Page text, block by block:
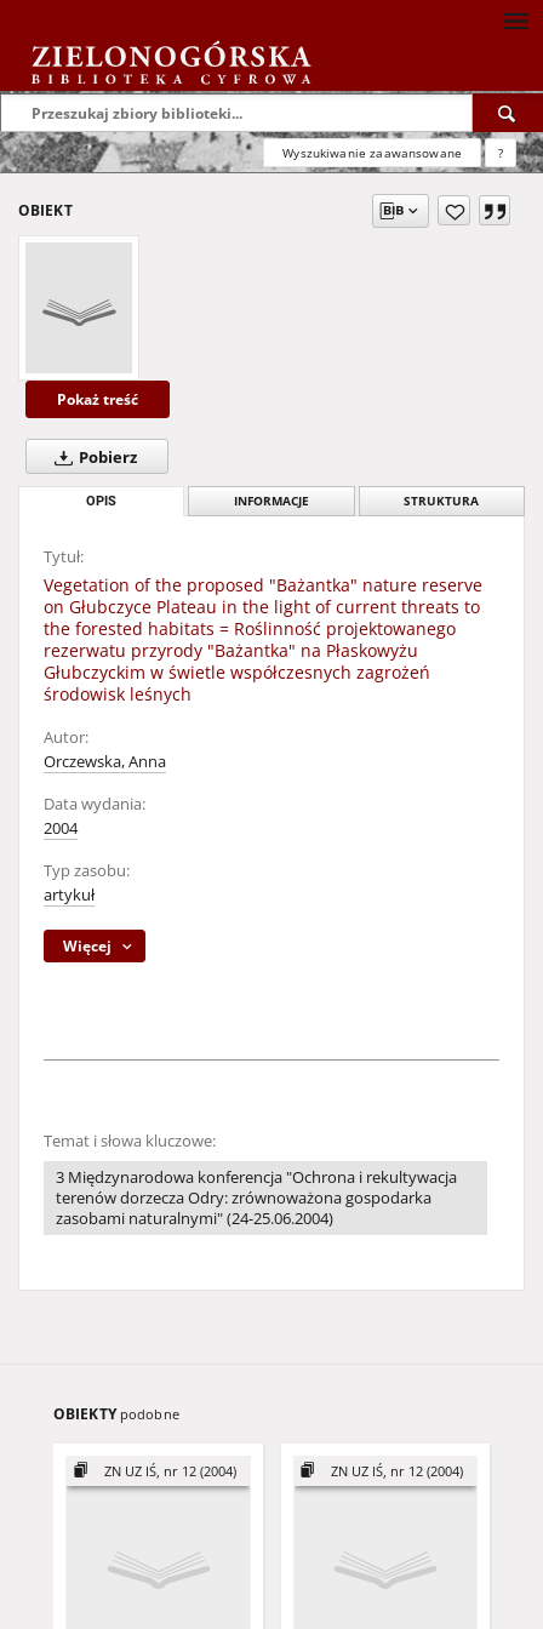
Wyszukiwanie zaawansowane ?
OBIEKT
Pokaż treść
Pobierz
OPIS INFORMACJE STRUKTURA
Tytuł:
Vegetation of the proposed "Bażantka" nature reserve
on Głubczyce Plateau in the light of current threats to
the forested habitats = Roślinność projektowanego
rezerwatu przyrody "Bażantka" na Płaskowyżu
Głubczyckim w świetle współczesnych zagrożeń
środowisk leśnych
Autor:
Orczewska, Anna
Data wydania:
2004
Typ zasobu:
artykuł
Więcej
Temat i słowa kluczowe:
3 Międzynarodowa konferencja "Ochrona i rekultywacja
terenów dorzecza Odry: zrównoważona gospodarka
zasobami naturalnymi" (24-25.06.2004)
OBIEKTY podobne
ZN UZ IŚ, nr 12 (2004) ZN UZ IŚ, nr 12 (2004)